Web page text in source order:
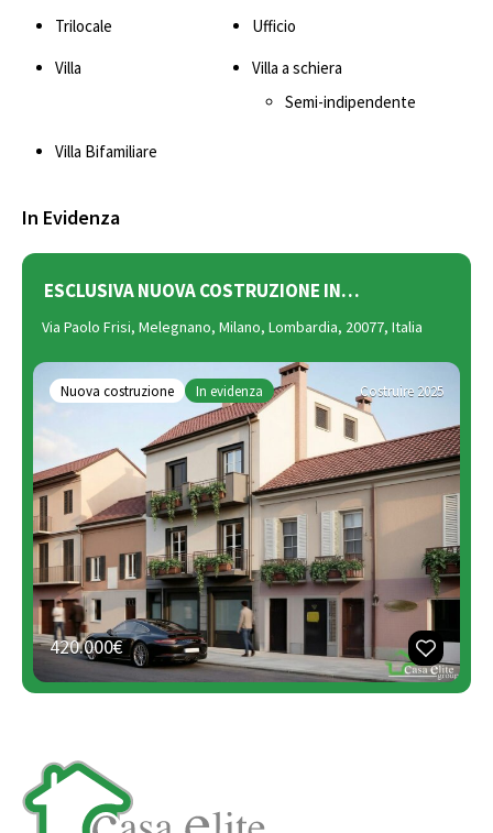
Trilocale
Ufficio
Villa
Villa a schiera
Semi-indipendente
Villa Bifamiliare
In Evidenza
ESCLUSIVA NUOVA COSTRUZIONE IN…
Via Paolo Frisi, Melegnano, Milano, Lombardia, 20077, Italia
Nuova costruzione In evidenza Costruire 2025
420.000€